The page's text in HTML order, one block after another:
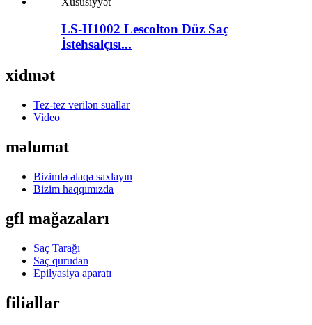
LS-H1002 Lescolton Düz Saç
İstehsalçısı...
xidmət
Tez-tez verilən suallar
Video
məlumat
Bizimlə əlaqə saxlayın
Bizim haqqımızda
gfl mağazaları
Saç Tarağı
Saç qurudan
Epilyasiya aparatı
filiallar